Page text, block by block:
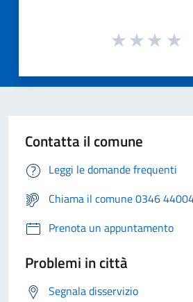
Contatta il comune
Leggi le domande frequenti
Chiama il comune 0346
Prenota un appuntamento
Problemi in città
Segnala disservizio